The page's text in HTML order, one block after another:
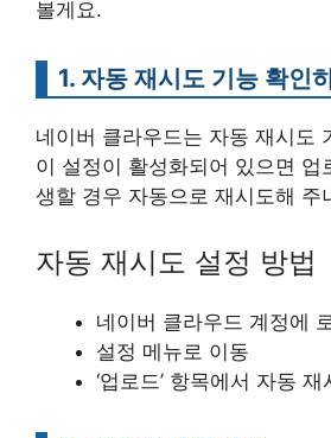
볼게요.
1. 자동 재시도 기능 확인
네이버 클라우드는 자동 재시도
이 설정이 활성화되어 있으면 업
생할 경우 자동으로 재시도해 주
자동 재시도 설정 방법
네이버 클라우드 계정에
설정 메뉴로 이동
‘업로드’ 항목에서 자동